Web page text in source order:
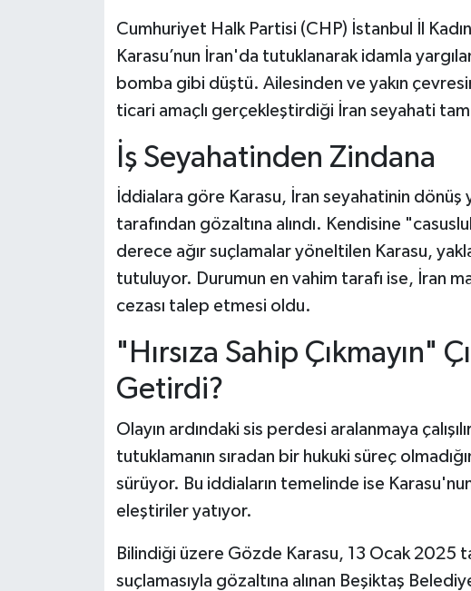
Cumhuriyet Halk Partisi (CHP) İstanbul İl
Karasu’nun İran'da tutuklanarak idamla
bomba gibi düştü. Ailesinden ve yakın
ticari amaçlı gerçekleştirdiği İran seyahati
İş Seyahatinden Zindana
İddialara göre Karasu, İran seyahatinin dönüş
tarafından gözaltına alındı. Kendisine
derece ağır suçlamalar yöneltilen Karasu,
tutuluyor. Durumun en vahim tarafı ise, İran
cezası talep etmesi oldu.
"Hırsıza Sahip Çıkmayın"
Getirdi?
Olayın ardındaki sis perdesi aralanmaya
tutuklamanın sıradan bir hukuki süreç
sürüyor. Bu iddiaların temelinde ise
eleştiriler yatıyor.
Bilindiği üzere Gözde Karasu, 13 Ocak 2025
suçlamasıyla gözaltına alınan Beşiktaş